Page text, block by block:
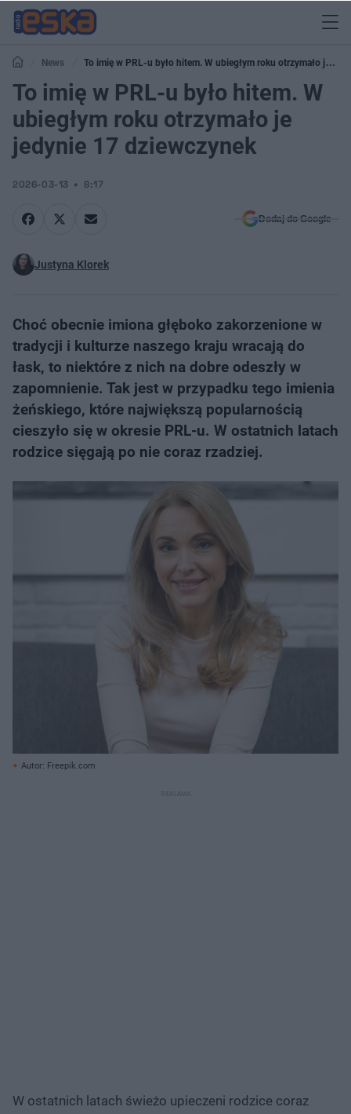
News
To imię w PRL-u było hitem. W ubiegłym roku otrzymało je
jedynie 17 dziewczynek
To imię w PRL-u było hitem. W
ubiegłym roku otrzymało je
jedynie 17 dziewczynek
2026-03-13 8:17
Dodaj do Google
Justyna Klorek
Choć obecnie imiona głęboko zakorzenione w
tradycji i kulturze naszego kraju wracają do
łask, to niektóre z nich na dobre odeszły w
zapomnienie. Tak jest w przypadku tego imienia
żeńskiego, które największą popularnością
cieszyło się w okresie PRL-u. W ostatnich latach
rodzice sięgają po nie coraz rzadziej.
Autor: Freepik.com
W ostatnich latach świeżo upieczeni rodzice coraz